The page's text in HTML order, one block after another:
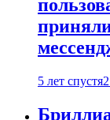
5 лет спустя